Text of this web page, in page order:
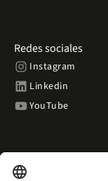
Redes sociales
Instagram
Linkedin
YouTube
place